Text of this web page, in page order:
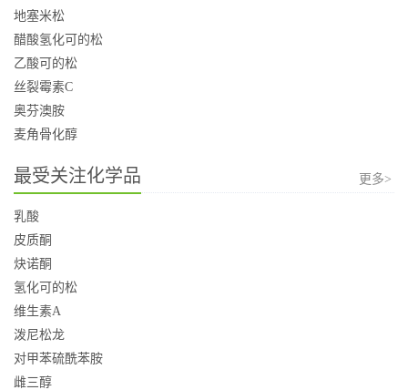
地塞米松
醋酸氢化可的松
乙酸可的松
丝裂霉素C
奥芬澳胺
麦角骨化醇
最受关注化学品 更多>
乳酸
皮质酮
炔诺酮
氢化可的松
维生素A
泼尼松龙
对甲苯硫酰苯胺
雌三醇